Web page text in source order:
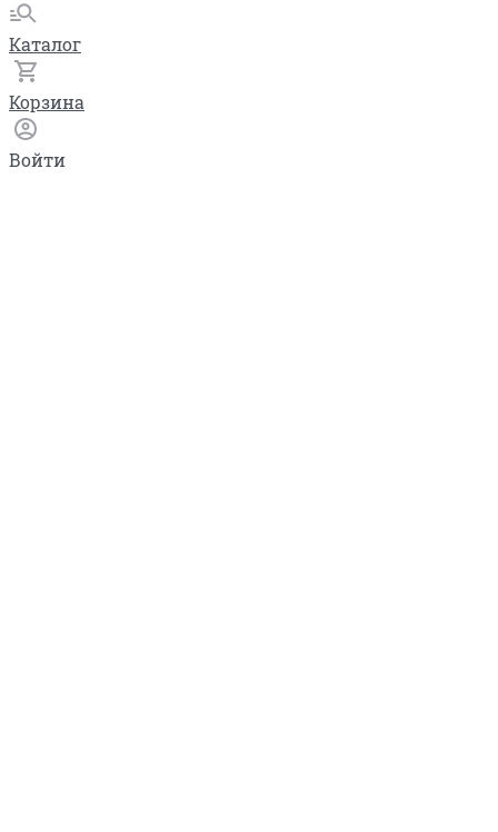
Каталог
Корзина
Войти